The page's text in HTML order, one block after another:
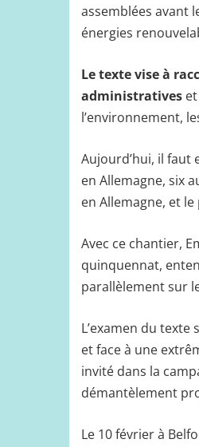
assemblées avant
énergies
Le texte vise à
administratives
l’environnement,
Aujourd’hui, il faut
en Allemagne, six
en Allemagne, et
Avec ce chantier,
quinquennat,
parallèlement sur
L’examen du texte
et face à une
invité dans la
démantèlement
Le 10 février à